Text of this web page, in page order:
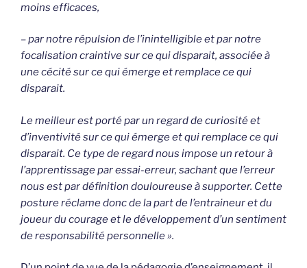
moins efficaces,
– par notre répulsion de l’inintelligible et par notre
focalisation craintive sur ce qui disparait, associée à
une cécité sur ce qui émerge et remplace ce qui
disparait.
Le meilleurest porté par un regard de curiosité et
d’inventivité sur ce qui émerge et qui remplace ce qui
disparait. Ce type de regard nous impose un retour à
l’apprentissage par essai-erreur, sachant que l’erreur
nous est par définition douloureuse à supporter. Cette
posture réclame donc de la part de l’entraineur et du
joueur du courage et le développement d’un sentiment
de responsabilité personnelle ».